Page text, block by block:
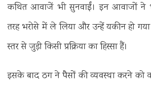
कथित आवाजें भी सुनवाईं। इन आवाजों ने
तरह भरोसे में ले लिया और उन्हें यकीन हो गया
स्तर से जुड़ी किसी प्रक्रिया का हिस्सा हैं।
इसके बाद ठग ने पैसों की व्यवस्था करने को